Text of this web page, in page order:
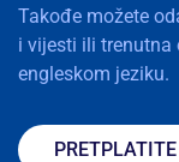
Takođe možete
i vijesti ili trenutna
engleskom jeziku.